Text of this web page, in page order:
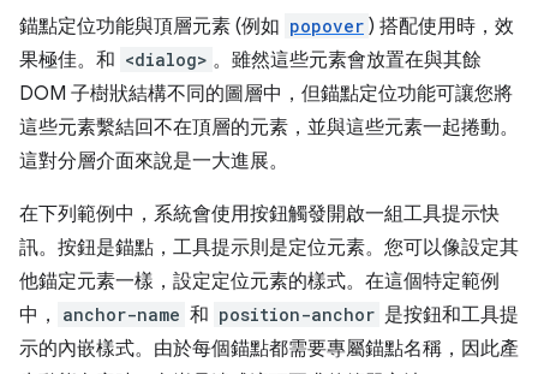
錨點定位功能與頂層元素 (例如 popover ) 搭配使用時，效
果極佳。和 <dialog> 。雖然這些元素會放置在與其餘
DOM 子樹狀結構不同的圖層中，但錨點定位功能可讓您將
這些元素繫結回不在頂層的元素，並與這些元素一起捲動。
這對分層介面來說是一大進展。
在下列範例中，系統會使用按鈕觸發開啟一組工具提示快
訊。按鈕是錨點，工具提示則是定位元素。您可以像設定其
他錨定元素一樣，設定定位元素的樣式。在這個特定範例
中，
anchor-name 和 position-anchor 是按鈕和工具提
示的內嵌樣式。由於每個錨點都需要專屬錨點名稱，因此產